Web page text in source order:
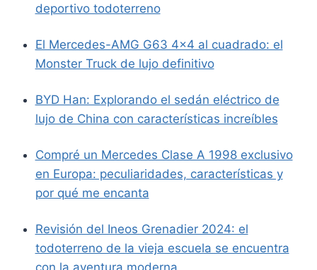
deportivo todoterreno
El Mercedes-AMG G63 4×4 al cuadrado: el
Monster Truck de lujo definitivo
BYD Han: Explorando el sedán eléctrico de
lujo de China con características increíbles
Compré un Mercedes Clase A 1998 exclusivo
en Europa: peculiaridades, características y
por qué me encanta
Revisión del Ineos Grenadier 2024: el
todoterreno de la vieja escuela se encuentra
con la aventura moderna